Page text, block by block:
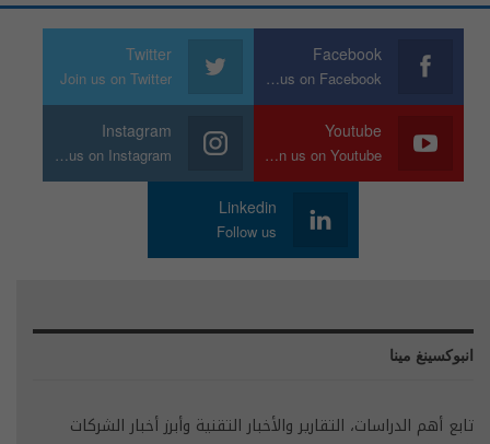
Facebook
Join us on Facebook
Twitter
Join us on Twitter
Youtube
Join us on Youtube
Instagram
Join us on Instagram
Linkedin
Follow us
انبوكسينغ مينا
تابع أهم الدراسات، التقارير والأخبار التقنية وأبرز أخبار الشركات